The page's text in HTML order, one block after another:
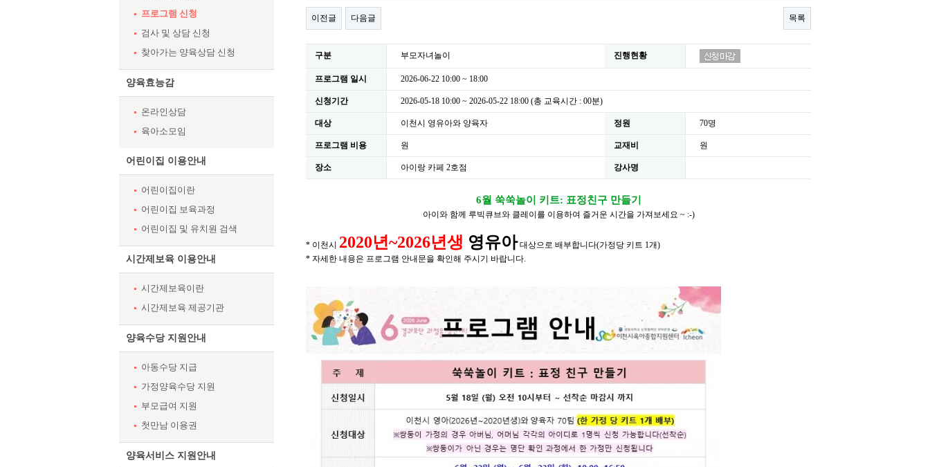
프로그램 신청
검사 및 상담 신청
찾아가는 양육상담 신청
양육효능감
온라인상담
육아소모임
어린이집 이용안내
어린이집이란
어린이집 보육과정
어린이집 및 유치원 검색
시간제보육 이용안내
시간제보육이란
시간제보육 제공기관
양육수당 지원안내
아동수당 지급
가정양육수당 지원
부모급여 지원
첫만남 이용권
양육서비스 지원안내
이전글 다음글 목록
구분 부모자녀놀이 진행현황
프로그램 일시 2026-06-22 10:00 ~ 18:00
신청기간 2026-05-18 10:00 ~ 2026-05-22 18:00 (총 교육시간 : 00분)
대상 이천시 영유아와 양육자 정원 70명
프로그램 비용 원 교재비 원
장소 아이랑 카페 2호점 강사명
6월 쑥쑥놀이 키트: 표정친구 만들기
아이와 함께 루빅큐브와 클레이를 이용하여 즐거운 시간을 가져보세요 ~ :-)
* 이천시 2020년~2026년생 영유아대상으로 배부합니다(가정당 키트 1개)
* 자세한 내용은 프로그램 안내문을 확인해 주시기 바랍니다.